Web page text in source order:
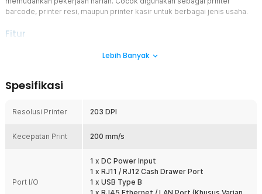
barcode, printer resi, maupun printer kasir untuk berbagai jenis usaha.
Fitur
Cetak Cepat & Tajam 203 DPI
tulisan tetap rapi sehingga cocok untuk label pengiriman dan nota
jadi lebih efisien saat order sedang ramai. Printer thermal ini
Auto Cutter Otomatis Lebih Praktis
otomatis setelah cetak selesai. Proses kerja jadi lebih cepat tanpa
perlu merobek manual satu per satu. Sangat membantu untuk kasir,
gudang packing, maupun toko online dengan volume cetak tinggi.
Umur cutter hingga 1 juta kali potong memberi daya tahan jangka
Lebih Banyak
Spesifikasi
Resolusi Printer 203 DPI
Kecepatan Print 200 mm/s
Port I/O
1 x DC Power Input
1 x RJ11 / RJ12 Cash Drawer Port
1 x USB Type B
1 x RJ45 Ethernet / LAN Port (Khusus Varian